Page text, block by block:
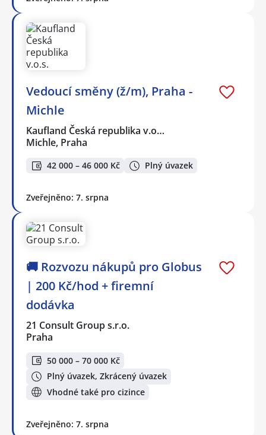
Vedoucí směny (ž/m), Praha -
Michle
Kaufland Česká republika v.o…
Michle, Praha
42 000 – 46 000 Kč Plný úvazek
Zveřejněno: 7. srpna
🚚 Rozvozu nákupů pro Globus
| 200 Kč/hod + firemní
dodávka
21 Consult Group s.r.o.
Praha
50 000 – 70 000 Kč
Plný úvazek, Zkrácený úvazek
Vhodné také pro cizince
Zveřejněno: 7. srpna